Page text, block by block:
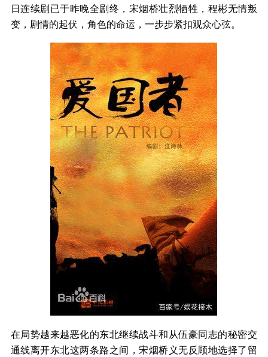
日连续剧已于昨晚全剧终，宋烟桥壮烈牺牲，程彬无情叛
变，剧情的起伏，角色的命运，一步步紧扣观众心弦。
在局势越来越恶化的东北继续战斗和从伍豪同志的秘密交
通线离开东北这两条路之间，宋烟桥义无反顾地选择了留